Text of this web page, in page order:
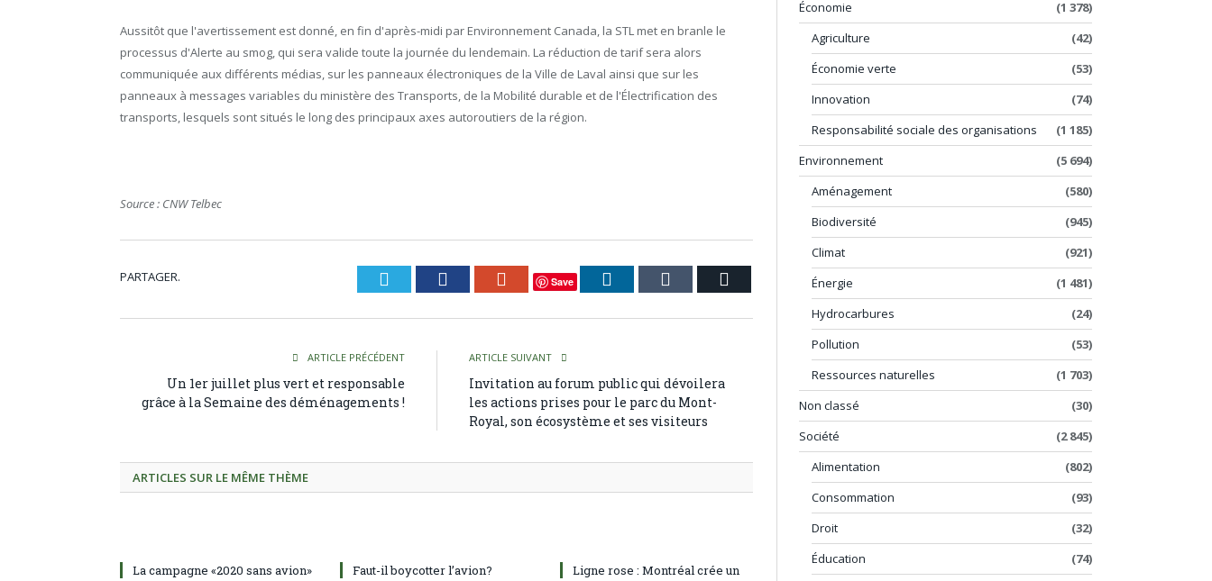
Aussitôt que l'avertissement est donné, en fin d'après-midi par Environnement Canada, la STL met en branle le
processus d'Alerte au smog, qui sera valide toute la journée du lendemain. La réduction de tarif sera alors
communiquée aux différents médias, sur les panneaux électroniques de la Ville de Laval ainsi que sur les
panneaux à messages variables du ministère des Transports, de la Mobilité durable et de l'Électrification des
transports, lesquels sont situés le long des principaux axes autoroutiers de la région.
Source : CNW Telbec
PARTAGER. Twitter Facebook Google+
Save LinkedIn Tumblr
ARTICLE PRÉCÉDENT
Un 1er juillet plus vert et responsable
grâce à la Semaine des déménagements !
ARTICLE SUIVANT
Invitation au forum public qui dévoilera
les actions prises pour le parc du Mont-
Royal, son écosystème et ses visiteurs
ARTICLES SUR LE MÊME THÈME
La campagne «2020 sans avion»
Faut-il boycotter l’avion?
Ligne rose : Montréal crée un
Économie
(1 378)
Agriculture
(42)
Économie verte
(53)
Innovation
(74)
Responsabilité sociale des organisations
(1 185)
Environnement
(5 694)
Aménagement
(580)
Biodiversité
(945)
Climat
(921)
Énergie
(1 481)
Hydrocarbures
(24)
Pollution
(53)
Ressources naturelles
(1 703)
Non classé
(30)
Société
(2 845)
Alimentation
(802)
Consommation
(93)
Droit
(32)
Éducation
(74)